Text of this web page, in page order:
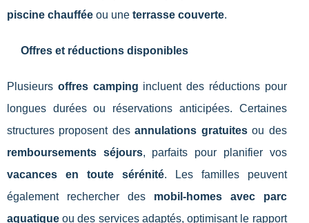
piscine chauffée ou une terrasse couverte.
Offres et réductions disponibles
Plusieurs offres camping incluent des réductions pour
longues durées ou réservations anticipées. Certaines
structures proposent desannulations gratuitesou des
remboursements séjours, parfaits pour planifier vos
vacances en toute sérénité. Les familles peuvent
également rechercher des mobil-homes avec parc
aquatique ou des services adaptés, optimisant le rapport